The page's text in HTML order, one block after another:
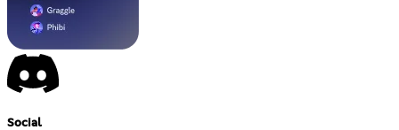
Social